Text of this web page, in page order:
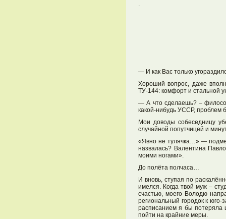
.
— И как Вас только
Хороший вопрос, даже
ТУ-144: комфорт и стальной
— А что сделаешь? –
какой-нибудь УССР, проблем
Мои доводы собеседницу
случайной попутчицей и
«Явно не тулячка…» —
назвалась? Валентина
моими ногами».
До полёта полчаса…
И вновь, ступая по
имелся. Когда твой муж –
счастью, моего Володю
региональный городок к
расписанием я бы
пойти на крайние меры.